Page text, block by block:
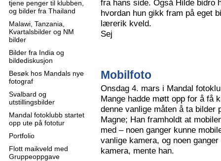
tjene penger til klubben,
og bilder fra Thailand
Malawi, Tanzania,
Kvartalsbilder og NM
bilder
Bilder fra India og
bildediskusjon
Besøk hos Mandals nye
fotograf
Svalbard og
utstillingsbilder
Mandal fotoklubb startet
opp ute på fototur
Portfolio
Flott maikveld med
Gruppeoppgave
fra hans side. Også Hilde bidro
hvordan hun gikk fram på eget
lærerik kveld.
Sej
Mobilfoto
Onsdag 4. mars i Mandal
Mange hadde møtt opp for å få
denne vanlige måten å ta bilder
Magne; Han framholdt at
med – noen ganger kunne
vanlige kamera, og noen
kamera, mente han.